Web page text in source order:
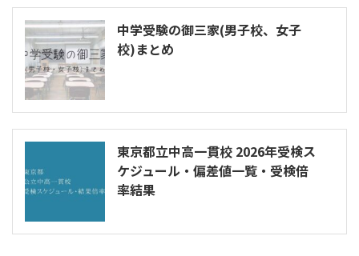
中学受験の御三家(男子校、女子
校)まとめ
東京都立中高一貫校 2026年受検ス
ケジュール・偏差値一覧・受検倍
率結果